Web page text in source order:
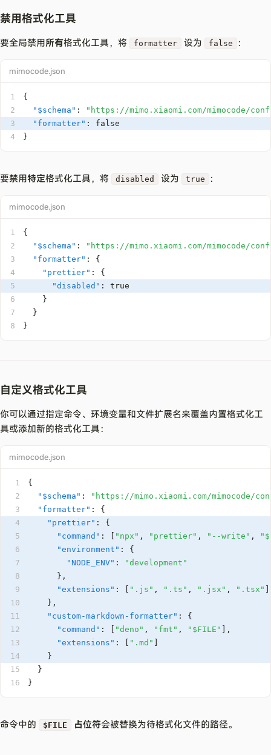
禁用格式化工具
要全局禁用所有格式化工具，将 formatter 设为 false ：
mimocode.json
1
{
2
"$schema" :
"https://mimo.xiaomi.com/mimocode/
3
"formatter" :
false
4
}
要禁用特定格式化工具，将 disabled 设为 true ：
mimocode.json
1
{
2
"$schema" :
"https://mimo.xiaomi.com/mimocode/
3
"formatter" :
{
4
"prettier" :
{
5
"disabled" :
true
6
}
7
}
8
}
自定义格式化工具
你可以通过指定命令、环境变量和文件扩展名来覆盖内置格式化工
具或添加新的格式化工具：
mimocode.json
1
{
2
"$schema" :
"https://mimo.xiaomi.com/mimocode/
3
"formatter" :
{
4
"prettier" :
{
5
"command" : "npx" , "prettier" , "--write" ,
6
"environment" :
{
7
"NODE_ENV" :
"development"
8
} ,
9
"extensions" : ".js" , ".ts" , ".jsx" , ".tsx"
10
} ,
11
"custom-markdown-formatter" :
{
12
"command" : "deno" , "fmt" , "$FILE"
,
13
"extensions" : ".md"
14
}
15
}
16
}
命令中的 $FILE 占位符会被替换为待格式化文件的路径。